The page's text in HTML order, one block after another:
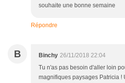
souhaite une bonne semaine
Répondre
B Binchy 26/11/2018 22:04
Tu n'as pas besoin d'aller loin
magnifiques paysages Patricia !